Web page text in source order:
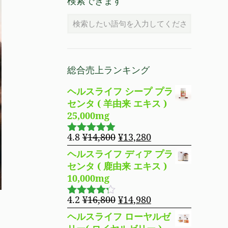
総合売上ランキング
ヘルスライフ シープ プラ
センタ ( 羊由来 エキス )
25,000mg
5段階で
4.83 の評
価
4.8 ¥14,800 元
の
価
格
¥14,800
で
し
¥13,280現
在
の
価
は
¥13,280
で
ヘルスライフ ディア プラ
センタ ( 鹿由来 エキス )
10,000mg
5段階で
4.19 の評
価
4.2 ¥16,800 元
の
価
¥14,980現
在
の
ヘルスライフ ローヤルゼ